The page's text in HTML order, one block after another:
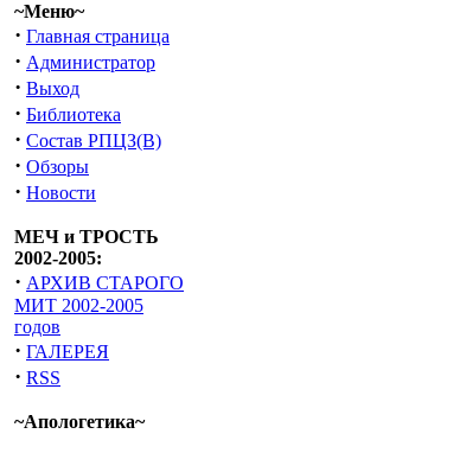
~Меню~
· Главная страница
· Администратор
· Выход
· Библиотека
· Состав РПЦЗ(В)
· Обзоры
· Новости
МЕЧ и ТРОСТЬ
2002-2005:
· АРХИВ СТАРОГО
МИТ 2002-2005
годов
· ГАЛЕРЕЯ
· RSS
~Апологетика~